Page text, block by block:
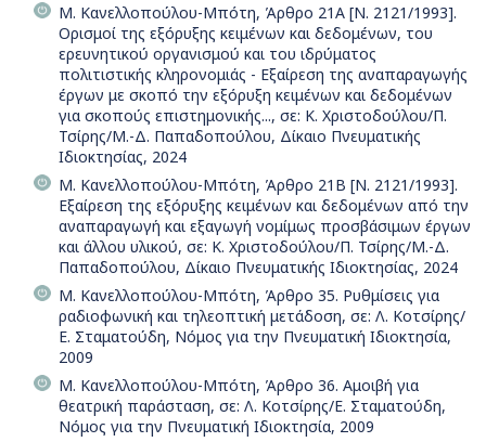
Μ. Κανελλοπούλου-Μπότη, Άρθρο 21Α [Ν. 2121/1993].
Ορισμοί της εξόρυξης κειμένων και δεδομένων, του
ερευνητικού οργανισμού και του ιδρύματος
πολιτιστικής κληρονομιάς - Εξαίρεση της αναπαραγωγής
έργων με σκοπό την εξόρυξη κειμένων και δεδομένων
για σκοπούς επιστημονικής..., σε: Κ. Χριστοδούλου/Π.
Τσίρης/Μ.-Δ. Παπαδοπούλου, Δίκαιο Πνευματικής
Ιδιοκτησίας, 2024
Μ. Κανελλοπούλου-Μπότη, Άρθρο 21Β [Ν. 2121/1993].
Εξαίρεση της εξόρυξης κειμένων και δεδομένων από την
αναπαραγωγή και εξαγωγή νομίμως προσβάσιμων έργων
και άλλου υλικού, σε: Κ. Χριστοδούλου/Π. Τσίρης/Μ.-Δ.
Παπαδοπούλου, Δίκαιο Πνευματικής Ιδιοκτησίας, 2024
Μ. Κανελλοπούλου-Μπότη, Άρθρο 35. Ρυθμίσεις για
ραδιοφωνική και τηλεοπτική μετάδοση, σε: Λ. Κοτσίρης/
Ε. Σταματούδη, Νόμος για την Πνευματική Ιδιοκτησία,
2009
Μ. Κανελλοπούλου-Μπότη, Άρθρο 36. Αμοιβή για
θεατρική παράσταση, σε: Λ. Κοτσίρης/Ε. Σταματούδη,
Νόμος για την Πνευματική Ιδιοκτησία, 2009